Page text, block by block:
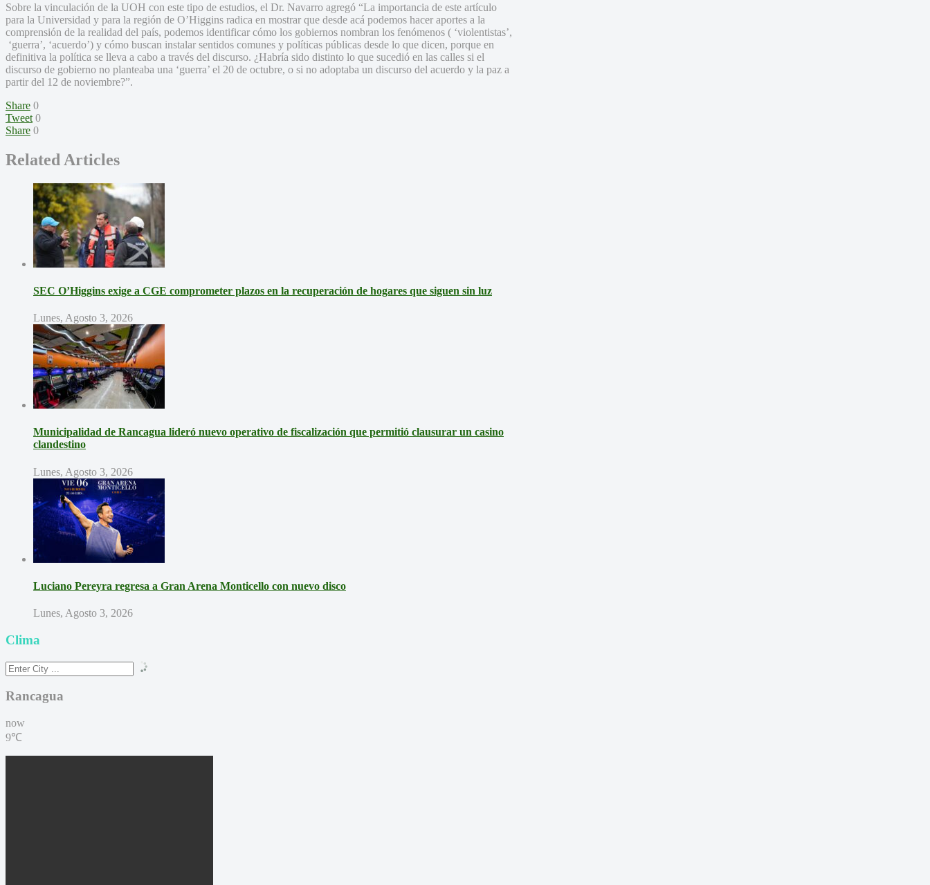
Sobre la vinculación de la UOH con este tipo de estudios, el Dr. Navarro agregó “La importancia de este artículo
para la Universidad y para la región de O’Higgins radica en mostrar que desde acá podemos hacer aportes a la
comprensión de la realidad del país, podemos identificar cómo los gobiernos nombran los fenómenos ( ‘violentistas’,
‘guerra’, ‘acuerdo’) y cómo buscan instalar sentidos comunes y políticas públicas desde lo que dicen, porque en
definitiva la política se lleva a cabo a través del discurso. ¿Habría sido distinto lo que sucedió en las calles si el
discurso de gobierno no planteaba una ‘guerra’ el 20 de octubre, o si no adoptaba un discurso del acuerdo y la paz a
partir del 12 de noviembre?”.
Share 0
Tweet 0
Share 0
Related Articles
SEC O’Higgins exige a CGE comprometer plazos en la recuperación de hogares que siguen sin luz
Lunes, Agosto 3, 2026
Municipalidad de Rancagua lideró nuevo operativo de fiscalización que permitió clausurar un casino
clandestino
Lunes, Agosto 3, 2026
Luciano Pereyra regresa a Gran Arena Monticello con nuevo disco
Lunes, Agosto 3, 2026
Clima
Rancagua
now
9℃